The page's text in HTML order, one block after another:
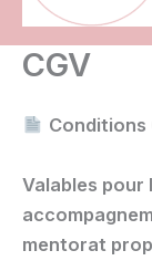
CGV
Conditions
Valables
mentorat